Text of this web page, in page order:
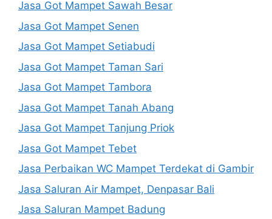
Jasa Got Mampet Sawah Besar
Jasa Got Mampet Senen
Jasa Got Mampet Setiabudi
Jasa Got Mampet Taman Sari
Jasa Got Mampet Tambora
Jasa Got Mampet Tanah Abang
Jasa Got Mampet Tanjung Priok
Jasa Got Mampet Tebet
Jasa Perbaikan WC Mampet Terdekat di Gambir
Jasa Saluran Air Mampet, Denpasar Bali
Jasa Saluran Mampet Badung